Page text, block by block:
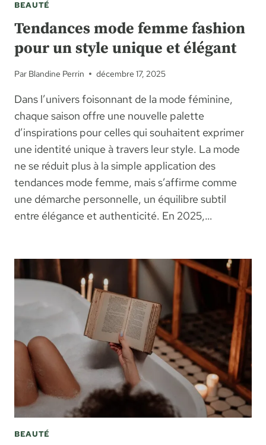
BEAUTÉ
Tendances mode femme fashion
pour un style unique et élégant
Par Blandine Perrin décembre 17, 2025
Dans l’univers foisonnant de la mode féminine,
chaque saison offre une nouvelle palette
d’inspirations pour celles qui souhaitent exprimer
une identité unique à travers leur style. La mode
ne se réduit plus à la simple application des
tendances mode femme, mais s’affirme comme
une démarche personnelle, un équilibre subtil
entre élégance et authenticité. En 2025,…
BEAUTÉ